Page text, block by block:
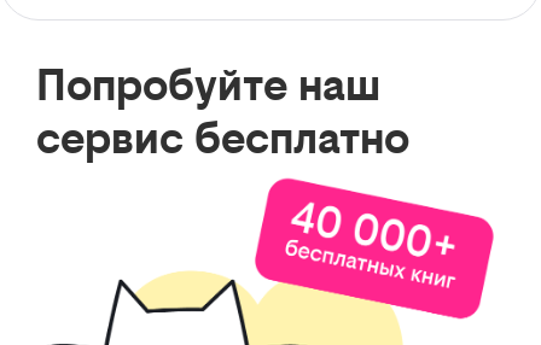
Попробуйте наш
сервис бесплатно